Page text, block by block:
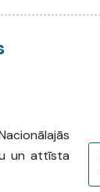
un attīsta